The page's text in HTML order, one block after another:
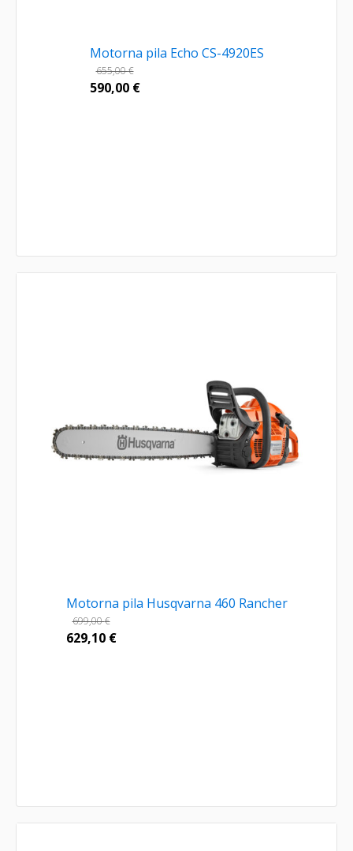
Motorna pila Echo CS-4920ES
655,00€
590,00 €
Motorna pila Husqvarna 460 Rancher
699,00€
629,10 €